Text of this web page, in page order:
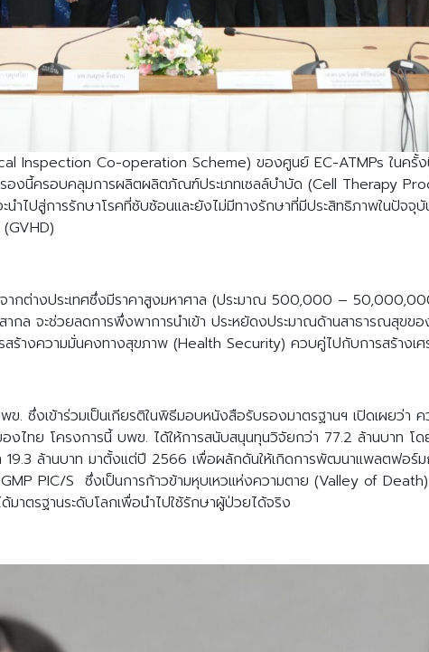
Inspection Co-operation Scheme) ของศูนย์ EC-ATMPs ในครั้
รองนี้ครอบคลุมการผลิตผลิตภัณฑ์ประเภทเซลล์บำบัด (Cell Therapy
ำไปสู่การรักษาโรคที่ซับซ้อนและยังไม่มีทางรักษาที่มีประสิทธิภาพในปัจ
กต่างประเทศซึ่งมีราคาสูงมหาศาล (ประมาณ 500,000 –
กล จะช่วยลดการพึ่งพาการนำเข้า ประหยัดงประมาณด้านสาธารณสุขของ
ร้างความมั่นคงทางสุขภาพ (Health Security) ควบคู่ไปกับการสร้างเศ
งเข้าร่วมเป็นเกียรติในพิธีมอบหนังสือรับรองมาตรฐานฯ เปิดเผยว่า ค
ไทย โครงการนี้ บพข. ได้ให้การสนับสนุนทุนวิจัยกว่า 77.2 ล้านบาท โ
ล้านบาท มาตั้งแต่ปี 2566 เพื่อผลักดันให้เกิดการพัฒนาแพลตฟอร์ม
PIC/S ซึ่งเป็นการก้าวข้ามหุบเหวแห่งความตาย (Valley of
าตรฐานระดับโลกเพื่อนำไปใช้รักษาผู้ป่วยได้จริง